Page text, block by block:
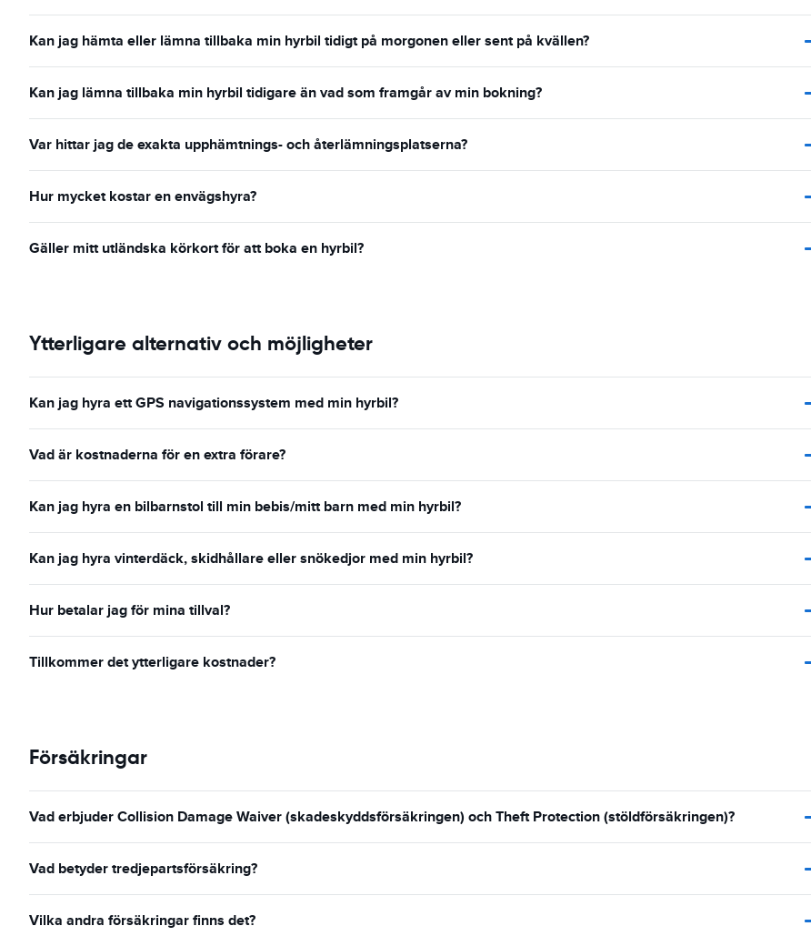
Kan jag hämta eller lämna tillbaka min hyrbil tidigt på morgonen eller sent på kvällen?
Kan jag lämna tillbaka min hyrbil tidigare än vad som framgår av min bokning?
Var hittar jag de exakta upphämtnings- och återlämningsplatserna?
Hur mycket kostar en envägshyra?
Gäller mitt utländska körkort för att boka en hyrbil?
Ytterligare alternativ och möjligheter
Kan jag hyra ett GPS navigationssystem med min hyrbil?
Vad är kostnaderna för en extra förare?
Kan jag hyra en bilbarnstol till min bebis/mitt barn med min hyrbil?
Kan jag hyra vinterdäck, skidhållare eller snökedjor med min hyrbil?
Hur betalar jag för mina tillval?
Tillkommer det ytterligare kostnader?
Försäkringar
Vad erbjuder Collision Damage Waiver (skadeskyddsförsäkringen) och Theft Protection (stöldförsäkringen)?
Vad betyder tredjepartsförsäkring?
Vilka andra försäkringar finns det?